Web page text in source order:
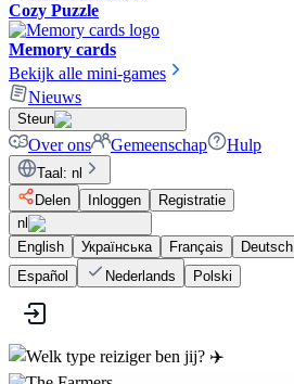
Cozy Puzzle
Memory cards
Bekijk alle mini-games
Nieuws
Steun
Over ons Gemeenschap Hulp
Taal : nl
Delen
Inloggen
Registratie
nl
English
Українська Français Deutsch
Español
Nederlands Polski